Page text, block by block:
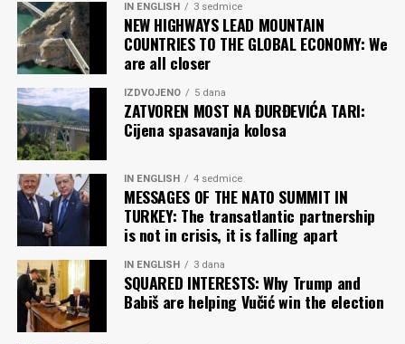
IN ENGLISH 3 sedmice
NEW HIGHWAYS LEAD MOUNTAIN
COUNTRIES TO THE GLOBAL ECONOMY: We
are all closer
IZDVOJENO 5 dana
ZATVOREN MOST NA ĐURĐEVIĆA TARI:
Cijena spasavanja kolosa
IN ENGLISH 4 sedmice
MESSAGES OF THE NATO SUMMIT IN
TURKEY: The transatlantic partnership
is not in crisis, it is falling apart
IN ENGLISH 3 dana
SQUARED INTERESTS: Why Trump and
Babiš are helping Vučić win the election